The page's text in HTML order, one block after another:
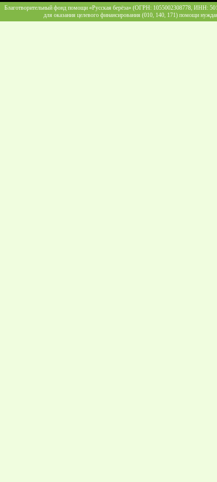
Благотворительный фонд помощи «Русская берёза» (ОГРН: 1055002308778, ИНН:
для оказания целевого финансирования (010, 140, 171) помощи